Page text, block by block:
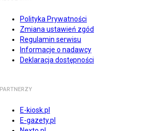
Polityka Prywatności
Zmiana ustawień zgód
Regulamin serwisu
Informacje o nadawcy
Deklaracja dostępności
PARTNERZY
E-kiosk.pl
E-gazety.pl